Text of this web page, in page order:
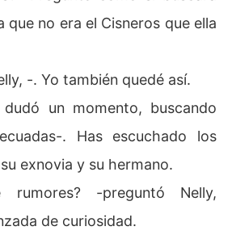
que no era el Cisneros que ella
-. Yo también quedé así.
un momento, buscando
. Has escuchado los
exnovia y su hermano.
-preguntó Nelly,
de curiosidad.